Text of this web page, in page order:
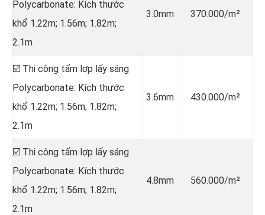
Polycarbonate: Kích thước
khổ 1.22m; 1.56m; 1.82m;
2.1m
3.0mm 370.000/m²
☑️ Thi công tấm lợp lấy sáng
Polycarbonate: Kích thước
khổ 1.22m; 1.56m; 1.82m;
2.1m
3.6mm 430.000/m²
☑️ Thi công tấm lợp lấy sáng
Polycarbonate: Kích thước
khổ 1.22m; 1.56m; 1.82m;
2.1m
4.8mm 560.000/m²